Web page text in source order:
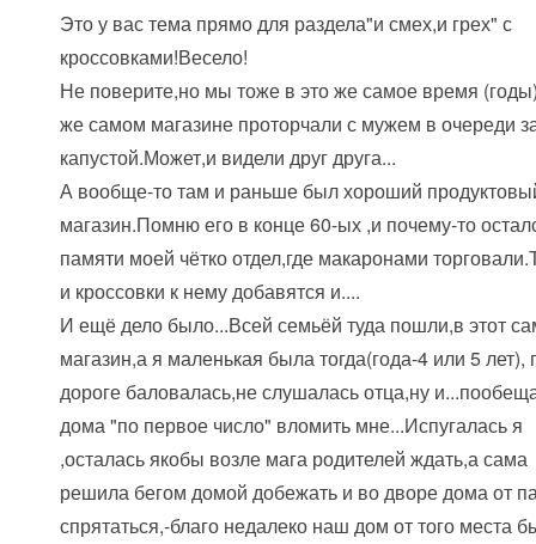
Это у вас тема прямо для раздела"и смех,и грех" с
кроссовками!Весело!
Не поверите,но мы тоже в это же самое время
же самом магазине проторчали с мужем в очереди
капустой.Может,и видели друг друга...
А вообще-то там и раньше был хороший
магазин.Помню его в конце 60-ых ,и почему-то
памяти моей чётко отдел,где макаронами
и кроссовки к нему добавятся и....
И ещё дело было...Всей семьёй туда пошли,в этот
магазин,а я маленькая была тогда(года-4 или 5 лет),
дороге баловалась,не слушалась отца,ну
дома "по первое число" вломить мне...Испугалась я
,осталась якобы возле мага родителей ждать,а сама
решила бегом домой добежать и во дворе дома от
спрятаться,-благо недалеко наш дом от того места